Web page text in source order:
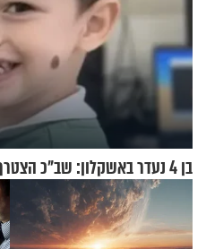
בן 4 נעדר באשקלון: שב"כ הצטרף למאמצי האיתור